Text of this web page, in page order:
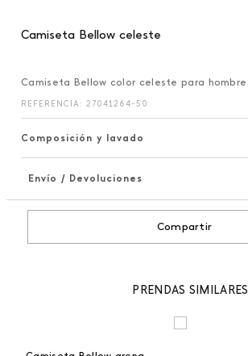
Camiseta Bellow celeste
Camiseta Bellow color celeste para hombre
REFERENCIA : 27041264-50
Composición y lavado
Envío / Devoluciones
Compartir
PRENDAS SIMILARES